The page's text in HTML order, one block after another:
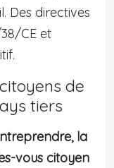
Des directives
CE et
de
tiers
la
vous citoyen